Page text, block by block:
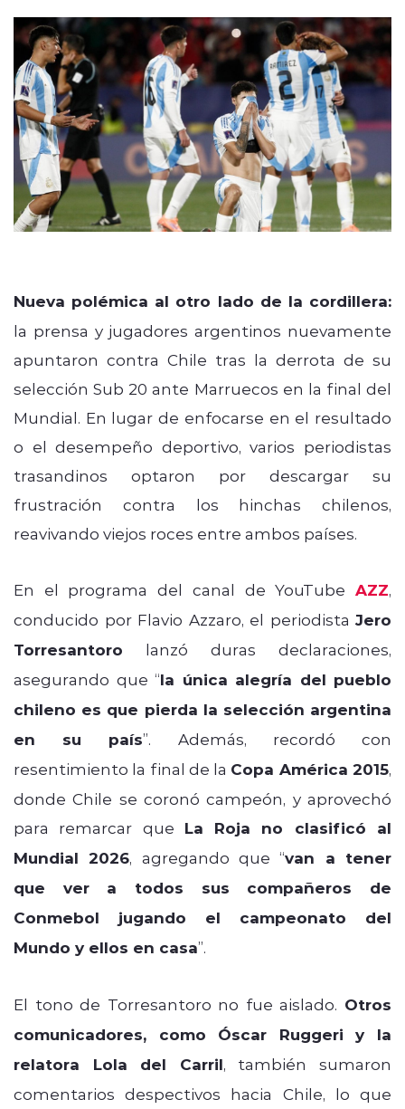
modo claro
Nueva polémica al otro lado de la cordillera:
la prensa y jugadores argentinos nuevamente
apuntaron contra Chile tras la derrota de su
selección Sub 20 ante Marruecos en la final del
Mundial. En lugar de enfocarse en el resultado
o el desempeño deportivo, varios periodistas
trasandinos optaron por descargar su
frustración contra los hinchas chilenos,
reavivando viejos roces entre ambos países.
En el programa del canal de YouTube AZZ,
conducido por Flavio Azzaro, el periodista Jero
Torresantoro lanzó duras declaraciones,
asegurando que “la única alegría del pueblo
chileno es que pierda la selección argentina
en su país”. Además, recordó con
resentimiento la final de la Copa América 2015,
donde Chile se coronó campeón, y aprovechó
para remarcar que La Roja no clasificó al
Mundial 2026, agregando que “van a tener
que ver a todos sus compañeros de
Conmebol jugando el campeonato del
Mundo y ellos en casa”.
El tono de Torresantoro no fue aislado. Otros
comunicadores, como Óscar Ruggeri y la
relatora Lola del Carril, también sumaron
comentarios despectivos hacia Chile, lo que